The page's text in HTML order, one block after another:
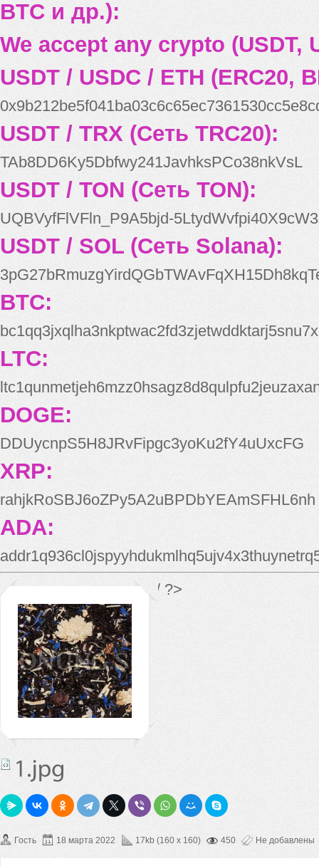
BTC и др.):
We accept any crypto (USDT,
USDT / USDC / ETH (ERC20,
USDT / TRX (Сеть TRC20):
TAb8DD6Ky5Dbfwy241JavhksPCo38nkVsL
USDT / TON (Сеть TON):
UQBVyfFlVFln_P9A5bjd-
USDT / SOL (Сеть Solana):
BTC:
bc1qq3jxqlha3nkptwac2fd3zjetwddktarj5snu7x
LTC:
DOGE:
DDUycnpS5H8JRvFipgc3yoKu2fY4uUxcFG
XRP:
rahjkRoSBJ6oZPy5A2uBPDbYEAmSFHL6nh
ADA:
*/ ?>
Гость 18 марта 2022 17kb (160 x 160) 450 Не добавлены